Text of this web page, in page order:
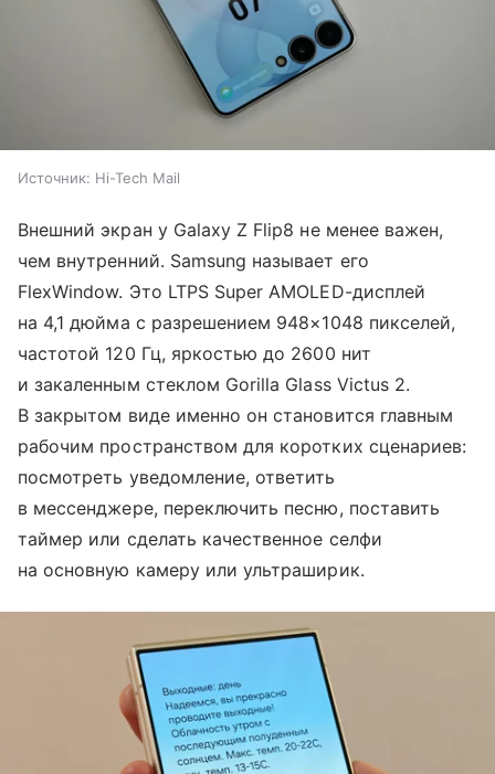
Источник: Hi-Tech Mail
Внешний экран у Galaxy Z Flip8 не менее важен,
чем внутренний. Samsung называет его
FlexWindow. Это LTPS Super AMOLED-дисплей
на 4,1 дюйма с разрешением 948×1048 пикселей,
частотой 120 Гц, яркостью до 2600 нит
и закаленным стеклом Gorilla Glass Victus 2.
В закрытом виде именно он становится главным
рабочим пространством для коротких сценариев:
посмотреть уведомление, ответить
в мессенджере, переключить песню, поставить
таймер или сделать качественное селфи
на основную камеру или ультраширик.